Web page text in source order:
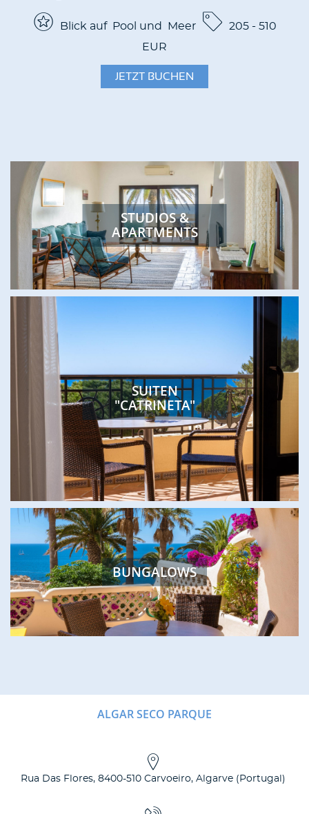
Blick auf Pool und Meer
205 - 510
EUR
JETZT BUCHEN
STUDIOS &
APARTMENTS
SUITEN
"CATRINETA"
BUNGALOWS
ALGAR SECO PARQUE
Rua Das Flores, 8400-510 Carvoeiro, Algarve( Portugal )